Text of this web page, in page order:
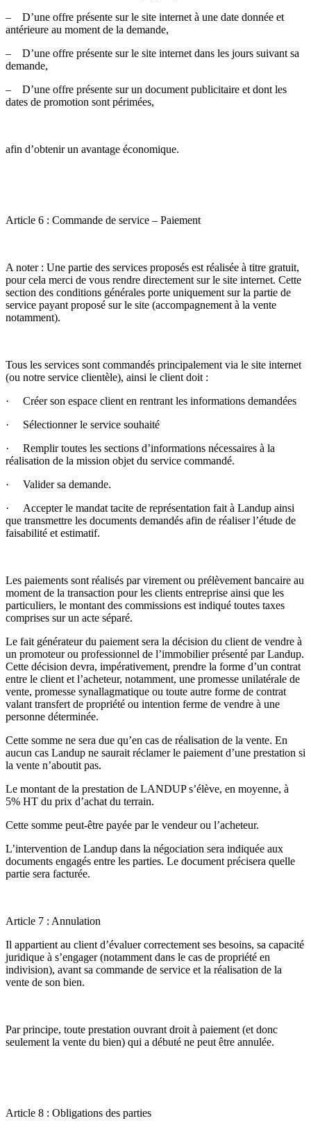
– D’une offre présente sur le site internet à une date donnée et
antérieure au moment de la demande,
– D’une offre présente sur le site internet dans les jours suivant sa
demande,
– D’une offre présente sur un document publicitaire et dont les
dates de promotion sont périmées,
afin d’obtenir un avantage économique.
Article 6 : Commande de service – Paiement
A noter : Une partie des services proposés est réalisée à titre gratuit,
pour cela merci de vous rendre directement sur le site internet. Cette
section des conditions générales porte uniquement sur la partie de
service payant proposé sur le site (accompagnement à la vente
notamment).
Tous les services sont commandés principalement via le site internet
(ou notre service clientèle), ainsi le client doit :
· Créer son espace client en rentrant les informations demandées
· Sélectionner le service souhaité
· Remplir toutes les sections d’informations nécessaires à la
réalisation de la mission objet du service commandé.
· Valider sa demande.
· Accepter le mandat tacite de représentation fait à Landup ainsi
que transmettre les documents demandés afin de réaliser l’étude de
faisabilité et estimatif.
Les paiements sont réalisés par virement ou prélèvement bancaire au
moment de la transaction pour les clients entreprise ainsi que les
particuliers, le montant des commissions est indiqué toutes taxes
comprises sur un acte séparé.
Le fait générateur du paiement sera la décision du client de vendre à
un promoteur ou professionnel de l’immobilier présenté par Landup.
Cette décision devra, impérativement, prendre la forme d’un contrat
entre le client et l’acheteur, notamment, une promesse unilatérale de
vente, promesse synallagmatique ou toute autre forme de contrat
valant transfert de propriété ou intention ferme de vendre à une
personne déterminée.
Cette somme ne sera due qu’en cas de réalisation de la vente. En
aucun cas Landup ne saurait réclamer le paiement d’une prestation si
la vente n’aboutit pas.
Le montant de la prestation de LANDUP s’élève, en moyenne, à
5% HT du prix d’achat du terrain.
Cette somme peut-être payée par le vendeur ou l’acheteur.
L’intervention de Landup dans la négociation sera indiquée aux
documents engagés entre les parties. Le document précisera quelle
partie sera facturée.
Article 7 : Annulation
Il appartient au client d’évaluer correctement ses besoins, sa capacité
juridique à s’engager (notamment dans le cas de propriété en
indivision), avant sa commande de service et la réalisation de la
vente de son bien.
Par principe, toute prestation ouvrant droit à paiement (et donc
seulement la vente du bien) qui a débuté ne peut être annulée.
Article 8 : Obligations des parties